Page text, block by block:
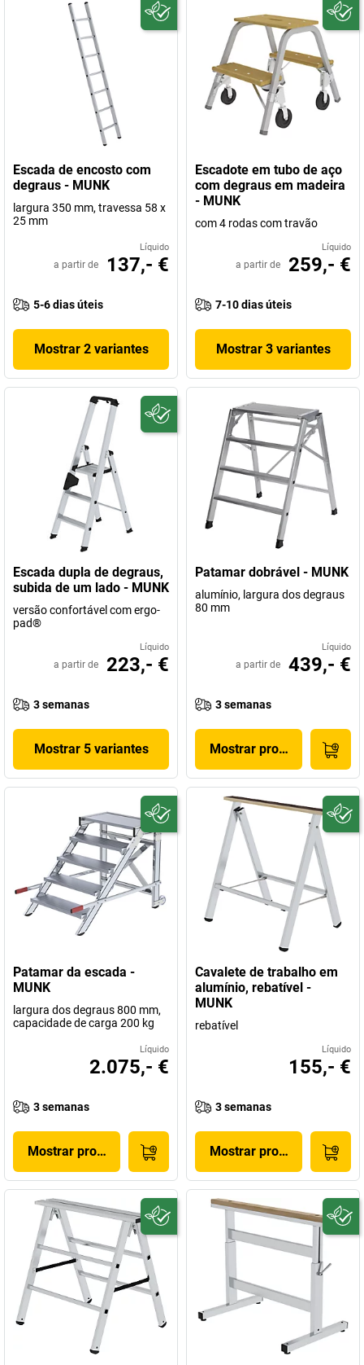
Escada de encosto com
degraus - MUNK
largura 350 mm, travessa 58 x
25 mm
Líquido
a partir de 137,- €
5-6 dias úteis
Mostrar 2 variantes
Escadote em tubo de aço
com degraus em madeira
- MUNK
com 4 rodas com travão
Líquido
a partir de 259,- €
7-10 dias úteis
Mostrar 3 variantes
Escada dupla de degraus,
subida de um lado - MUNK
versão confortável com ergo-
pad®
Líquido
a partir de 223,- €
3 semanas
Mostrar 5 variantes
Patamar dobrável - MUNK
alumínio, largura dos degraus
80 mm
Líquido
a partir de 439,- €
3 semanas
Mostrar produto
Patamar da escada -
MUNK
largura dos degraus 800 mm,
capacidade de carga 200 kg
Líquido
2.075,- €
3 semanas
Mostrar produto
Cavalete de trabalho em
alumínio, rebatível -
MUNK
rebatível
Líquido
155,- €
3 semanas
Mostrar produto